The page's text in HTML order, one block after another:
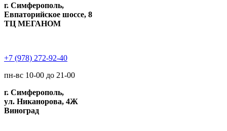
г. Симферополь,
Евпаторийское шоссе, 8
ТЦ МЕГАНОМ
+7 (978) 272-92-40
пн-вс 10-00 до 21-00
г. Симферополь,
ул. Никанорова, 4Ж
Виноград